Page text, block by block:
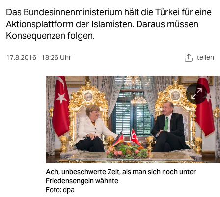
kultur
sport
berlin
veranstaltungen
Das Bundesinnenministerium hält die Türkei für eine
Aktionsplattform der Islamisten. Daraus müssen
Konsequenzen folgen.
17.8.2016 18:26 Uhr teilen
Ach, unbeschwerte Zeit, als man sich noch unter
Friedensengeln wähnte
Foto: dpa